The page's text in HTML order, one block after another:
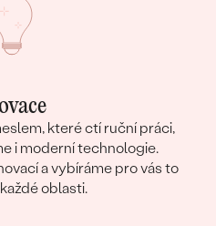
které ctí ruční práci,
i moderní technologie.
a vybíráme pro vás to
oblasti.